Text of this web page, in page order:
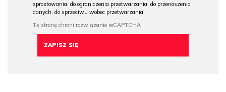
sprostowania, do ograniczenia przetwarzania, do przenoszenia
danych, do sprzeciwu wobec przetwarzania.